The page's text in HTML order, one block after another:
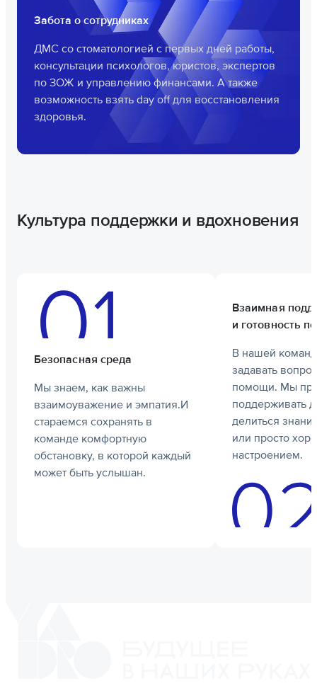
Забота о сотрудниках
ДМС со стоматологией с первых дней работы,
консультации психологов, юристов, экспертов
по ЗОЖ и управлению финансами. А также
возможность взять day off для восстановления
здоровья.
Культура поддержки и вдохновения
Безопасная среда
Мы знаем, как важны
взаимоуважение и эмпатия.И
стараемся сохранять в
команде комфортную
обстановку, в которой каждый
может быть услышан.
Взаимная
и готовность
В нашей
задавать
помощи. Мы
поддерживать
делиться
или просто
настроением.